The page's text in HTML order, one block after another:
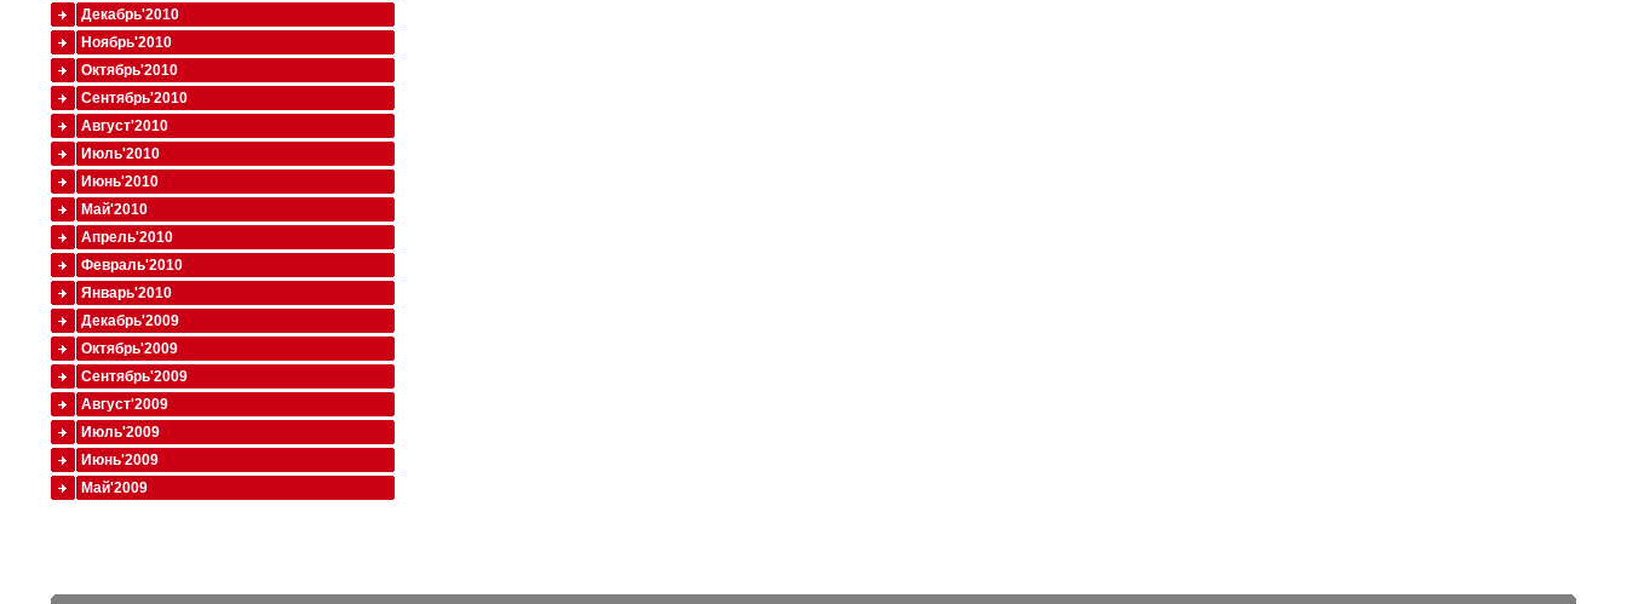
Декабрь'2010
Ноябрь'2010
Октябрь'2010
Сентябрь'2010
Август'2010
Июль'2010
Июнь'2010
Май'2010
Апрель'2010
Февраль'2010
Январь'2010
Декабрь'2009
Октябрь'2009
Сентябрь'2009
Август'2009
Июль'2009
Июнь'2009
Май'2009